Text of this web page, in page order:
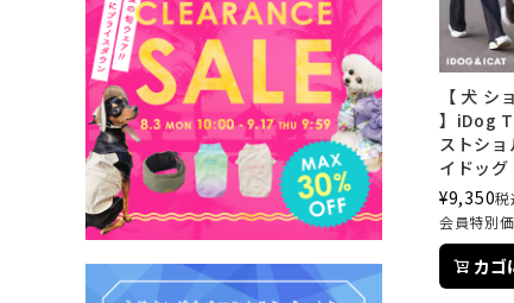
【 犬 シ
】iDog
ストシ
イドッグ
¥9,350税
会員特別
カゴ